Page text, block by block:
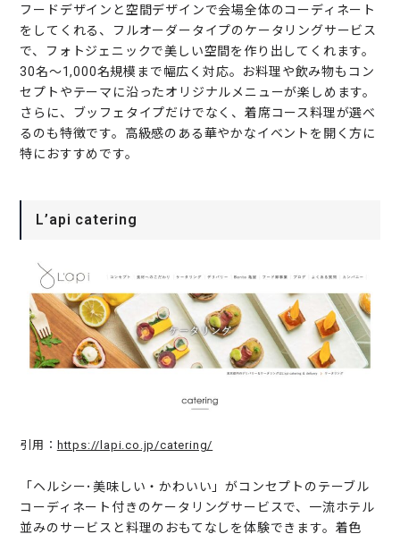
フードデザインと空間デザインで会場全体のコーディネート
をしてくれる、フルオーダータイプのケータリングサービス
で、フォトジェニックで美しい空間を作り出してくれます。
30名～1,000名規模まで幅広く対応。お料理や飲み物もコン
セプトやテーマに沿ったオリジナルメニューが楽しめます。
さらに、ブッフェタイプだけでなく、着席コース料理が選べ
るのも特徴です。高級感のある華やかなイベントを開く方に
特におすすめです。
L’api catering
引用： https://lapi.co.jp/catering/
「ヘルシー･美味しい・かわいい」がコンセプトのテーブル
コーディネート付きのケータリングサービスで、一流ホテル
並みのサービスと料理のおもてなしを体験できます。着色